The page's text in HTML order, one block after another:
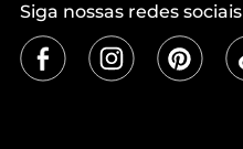
Siga nossas redes sociais